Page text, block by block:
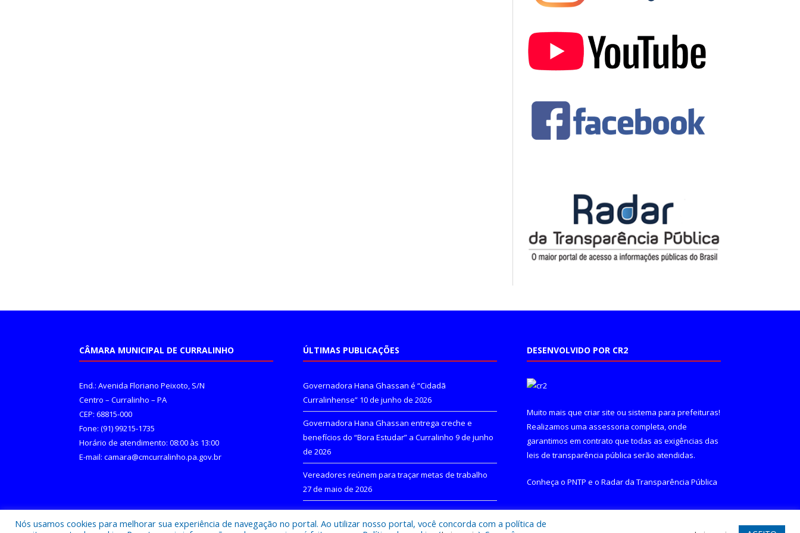
CÂMARA MUNICIPAL DE CURRALINHO
End.: Avenida Floriano Peixoto, S/N
Centro – Curralinho – PA
CEP: 68815-000
Fone: (91) 99215-1735
Horário de atendimento: 08:00 às 13:00
E-mail: camara@cmcurralinho.pa.gov.br
ÚLTIMAS PUBLICAÇÕES
Governadora Hana Ghassan é “Cidadã
Curralinhense” 10 de junho de 2026
Governadora Hana Ghassan entrega creche e
benefícios do “Bora Estudar” a Curralinho 9 de junho
de 2026
Vereadores reúnem para traçar metas de trabalho
27 de maio de 2026
DESENVOLVIDO POR CR2
Muito mais que criar site ou sistema para prefeituras!
Realizamos uma assessoria completa, onde
garantimos em contrato que todas as exigências das
leis de transparência pública serão atendidas.
Conheça o PNTP e o Radar da Transparência Pública
Nós usamos cookies para melhorar sua experiência de navegação no portal. Ao utilizar nosso portal, você concorda com a política de